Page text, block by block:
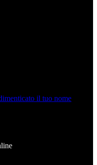
il tuo nome